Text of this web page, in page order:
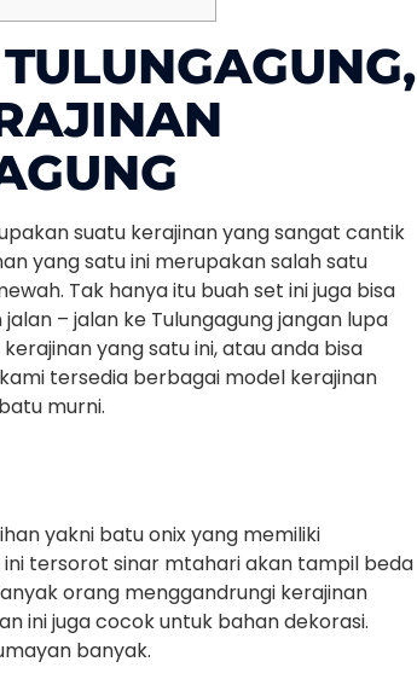
suatu kerajinan yang sangat cantik
yang satu ini merupakan salah satu
Tak hanya itu buah set ini juga bisa
– jalan ke Tulungagung jangan lupa
yang satu ini, atau anda bisa
tersedia berbagai model kerajinan
murni.
yakni batu onix yang memiliki
tersorot sinar mtahari akan tampil beda
orang menggandrungi kerajinan
ini juga cocok untuk bahan dekorasi.
banyak.